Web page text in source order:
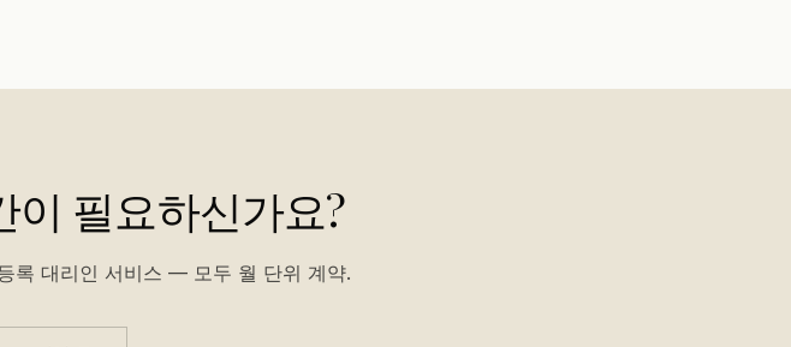
이 필요하신가요?
록 대리인 서비스 — 모두 월 단위 계약.